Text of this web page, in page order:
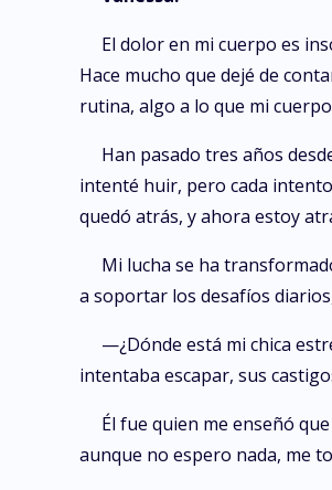
El dolor en mi cuerpo es
Hace mucho que dejé de
rutina, algo a lo que mi
Han pasado tres años
intenté huir, pero cada
quedó atrás, y ahora estoy
Mi lucha se ha
a soportar los desafíos
—¿Dónde está mi chica
intentaba escapar, sus
Él fue quien me enseñó
aunque no espero nada, me